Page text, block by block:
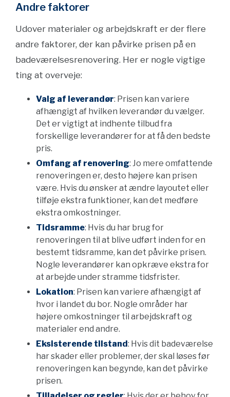
Andre faktorer
Udover materialer og arbejdskraft er der flere
andre faktorer, der kan påvirke prisen på en
badeværelsesrenovering. Her er nogle vigtige
ting at overveje:
Valg af leverandør: Prisen kan variere
afhængigt af hvilken leverandør du vælger.
Det er vigtigt at indhente tilbud fra
forskellige leverandører for at få den bedste
pris.
Omfang af renovering: Jo mere omfattende
renoveringen er, desto højere kan prisen
være. Hvis du ønsker at ændre layoutet eller
tilføje ekstra funktioner, kan det medføre
ekstra omkostninger.
Tidsramme: Hvis du har brug for
renoveringen til at blive udført inden for en
bestemt tidsramme, kan det påvirke prisen.
Nogle leverandører kan opkræve ekstra for
at arbejde under stramme tidsfrister.
Lokation: Prisen kan variere afhængigt af
hvor i landet du bor. Nogle områder har
højere omkostninger til arbejdskraft og
materialer end andre.
Eksisterende tilstand: Hvis dit badeværelse
har skader eller problemer, der skal løses før
renoveringen kan begynde, kan det påvirke
prisen.